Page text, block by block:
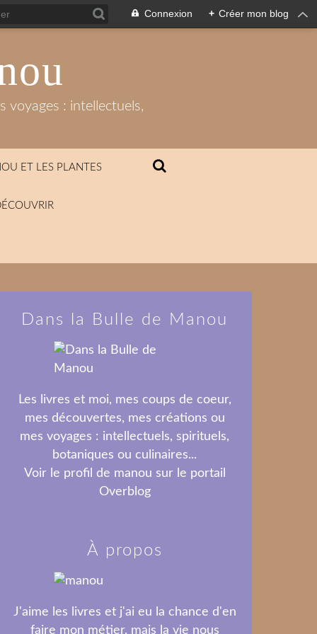
Connexion + Créer mon blog
voyages : intellectuels,
ET LES PLANTES
Dans la Bulle de Manou
Les livres et moi, mes coups de coeur,
mes découvertes, mes créations ou
mes voyages : intellectuels, spirituels,
botaniques ou culinaires...
Voir le profil de manou sur le portail
Overblog
À propos
J'aime les livres et j'ai eu la chance d'en
faire mon métier, mais la vie nous